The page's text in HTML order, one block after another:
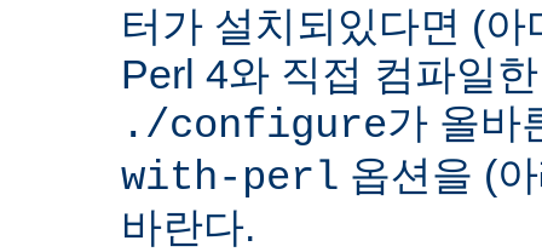
터가 설치되있다면 (
Perl 4와 직접 컴파일
./configure가 올바
with-perl 옵션을 (
바란다.